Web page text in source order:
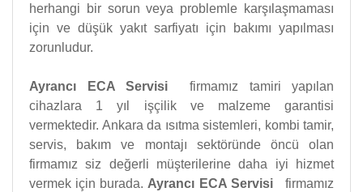
herhangi bir sorun veya problemle karşılaşmaması
için ve düşük yakıt sarfiyatı için bakımı yapılması
zorunludur.
Ayrancı ECA Servisi firmamız tamiri yapılan
cihazlara 1 yıl işçilik ve malzeme garantisi
vermektedir. Ankara da ısıtma sistemleri, kombi tamir,
servis, bakım ve montajı sektöründe öncü olan
firmamız siz değerli müşterilerine daha iyi hizmet
vermek için burada. Ayrancı ECA Servisi firmamız